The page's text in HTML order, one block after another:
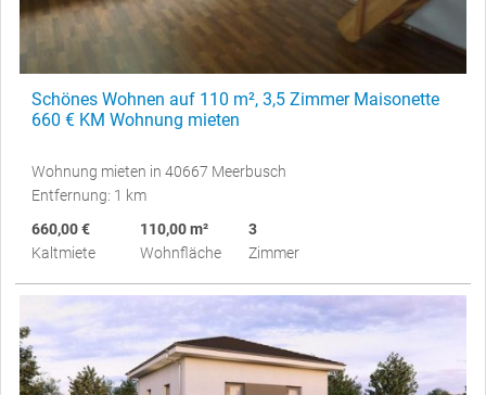
Schönes Wohnen auf 110 m², 3,5 Zimmer Maisonette
660 € KM Wohnung mieten
Wohnung mieten in 40667 Meerbusch
Entfernung: 1 km
660,00 €
Kaltmiete
110,00 m²
Wohnfläche
3
Zimmer